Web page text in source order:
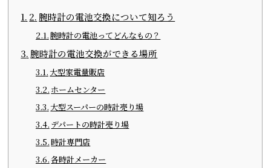
腕時計の電池交換について知ろう
腕時計の電池ってどんなもの？
腕時計の電池交換ができる場所
大型家電量販店
ホームセンター
大型スーパーの時計売り場
デパートの時計売り場
時計専門店
各時計メーカー